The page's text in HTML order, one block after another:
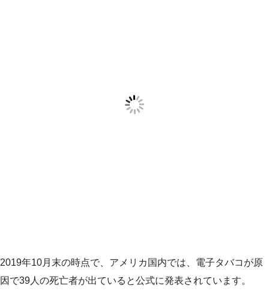
2019年10月末の時点で、アメリカ国内では、電子タバコが原
因で39人の死亡者が出ていると公式に発表されています。